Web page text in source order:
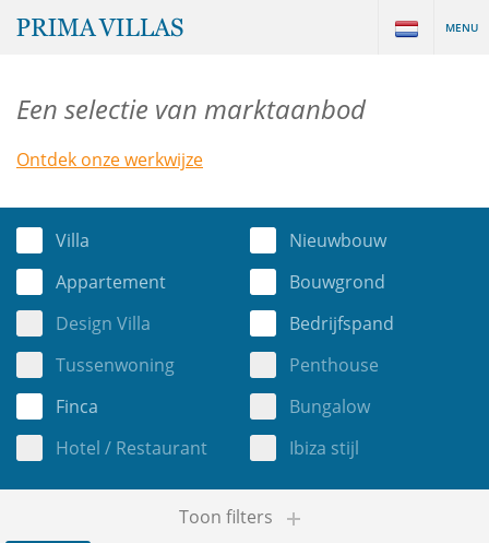
MENU
Een selectie van marktaanbod
Ontdek onze werkwijze
Villa
Nieuwbouw
Appartement
Bouwgrond
Design Villa
Bedrijfspand
Tussenwoning
Penthouse
Finca
Bungalow
Hotel / Restaurant
Ibiza stijl
Toon filters